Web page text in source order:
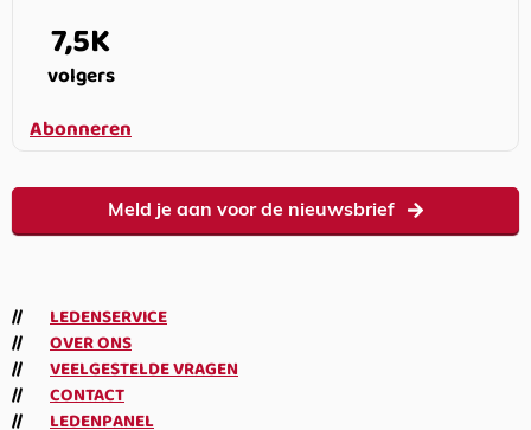
7,5K
volgers
Abonneren
Meld je aan voor de nieuwsbrief
LEDENSERVICE
OVER ONS
VEELGESTELDE VRAGEN
CONTACT
LEDENPANEL